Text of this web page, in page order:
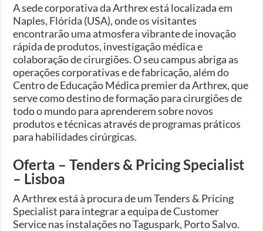
A sede corporativa da Arthrex está localizada em
Naples, Flórida (USA), onde os visitantes
encontrarão uma atmosfera vibrante de inovação
rápida de produtos, investigação médica e
colaboração de cirurgiões. O seu campus abriga as
operações corporativas e de fabricação, além do
Centro de Educação Médica premier da Arthrex, que
serve como destino de formação para cirurgiões de
todo o mundo para aprenderem sobre novos
produtos e técnicas através de programas práticos
para habilidades cirúrgicas.
Oferta – Tenders & Pricing Specialist
– Lisboa
A Arthrex está à procura de um Tenders & Pricing
Specialist para integrar a equipa de Customer
Service nas instalações no Taguspark, Porto Salvo.